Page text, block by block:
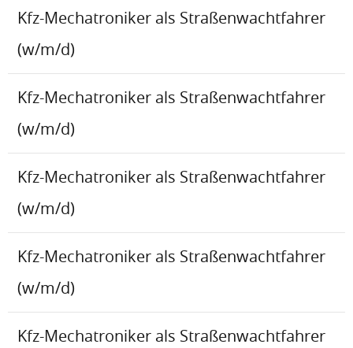
Kfz-Mechatroniker als Straßenwachtfahrer
(w/m/d)
Kfz-Mechatroniker als Straßenwachtfahrer
(w/m/d)
Kfz-Mechatroniker als Straßenwachtfahrer
(w/m/d)
Kfz-Mechatroniker als Straßenwachtfahrer
(w/m/d)
Kfz-Mechatroniker als Straßenwachtfahrer